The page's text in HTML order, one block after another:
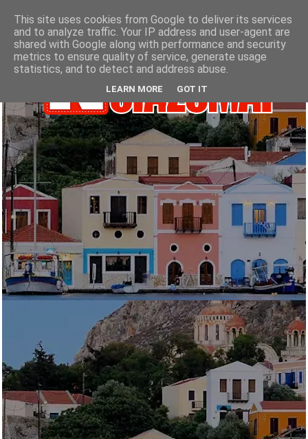
This site uses cookies from Google to deliver its services
and to analyze traffic. Your IP address and user-agent are
shared with Google along with performance and security
metrics to ensure quality of service, generate usage
statistics, and to detect and address abuse.
LEARN MORE GOT IT